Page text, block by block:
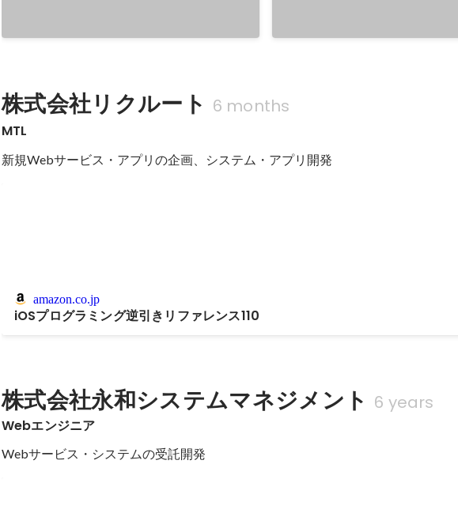
株式会社リクルート 6 months
MTL
新規Webサービス・アプリの企画、システム・アプリ開発
amazon.co.jp
iOSプログラミング逆引きリファレンス110
株式会社永和システムマネジメント 6 years
Webエンジニア
Webサービス・システムの受託開発